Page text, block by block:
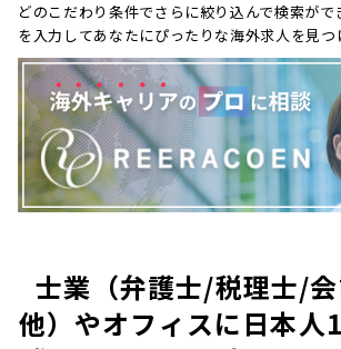
どのこだわり条件でさらに絞り込んで検索が
を入力してあなたにぴったりな海外求人を見つ
士業（弁護士/税理士/
他）やオフィスに日本人